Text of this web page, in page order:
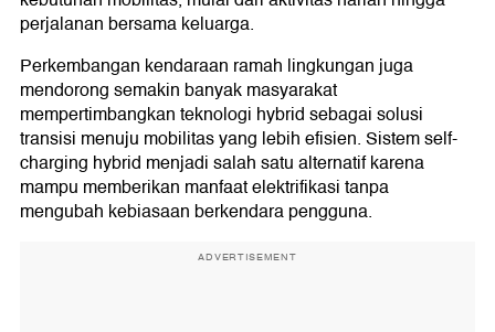
perjalanan bersama keluarga.
Perkembangan kendaraan ramah lingkungan juga
mendorong semakin banyak masyarakat
mempertimbangkan teknologi hybrid sebagai solusi
transisi menuju mobilitas yang lebih efisien. Sistem self-
charging hybrid menjadi salah satu alternatif karena
mampu memberikan manfaat elektrifikasi tanpa
mengubah kebiasaan berkendara pengguna.
ADVERTISEMENT